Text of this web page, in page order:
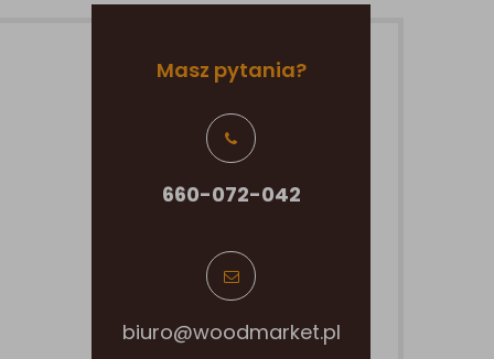
Masz pytania?
660-072-042
biuro@woodmarket.pl